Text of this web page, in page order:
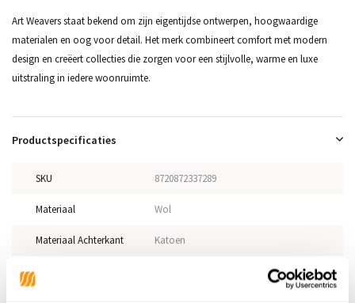
Art Weavers staat bekend om zijn eigentijdse ontwerpen, hoogwaardige
materialen en oog voor detail. Het merk combineert comfort met modern
design en creëert collecties die zorgen voor een stijlvolle, warme en luxe
uitstraling in iedere woonruimte.
Productspecificaties
SKU 8720872337289
Materiaal Wol
Materiaal Achterkant Katoen